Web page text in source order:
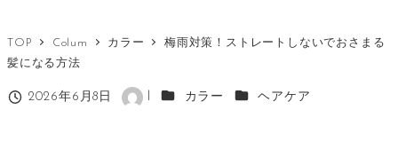
TOP Colum カラー
梅雨対策！ストレートしないでおさまる
髪になる方法
投稿日
2026年6月8日
著
l カテゴリー
カラー カテゴリー
ヘアケア